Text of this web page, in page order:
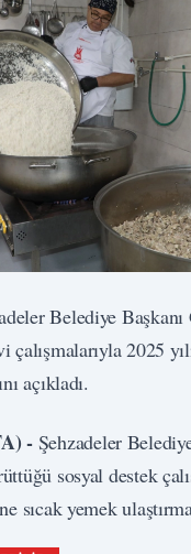
Belediye
çalışmalarıyla 2025
açıkladı.
- Şehzadeler
sosyal destek
sıcak yemek